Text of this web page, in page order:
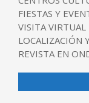
FIESTAS Y
VISITA VIRTUAL
LOCALIZACIÓN
REVISTA EN